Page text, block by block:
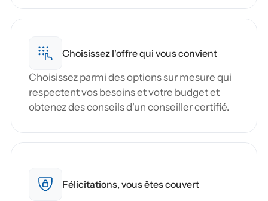
Choisissez l'offre qui vous convient
Choisissez parmi des options sur mesure qui
respectent vos besoins et votre budget et
obtenez des conseils d'un conseiller certifié.
Félicitations, vous êtes couvert